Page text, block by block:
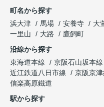
町名から探す
浜大津
馬場 安養寺 大
一里山
大路
鷹飼町
沿線から探す
東海道本線
京阪石山坂本線
近江鉄道八日市線
京阪京津
信楽高原鐵道
駅から探す